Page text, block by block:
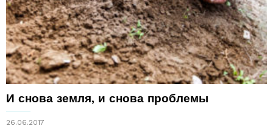
И снова земля, и снова проблемы
26.06.2017